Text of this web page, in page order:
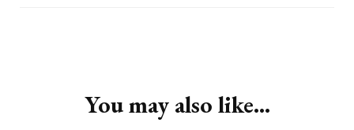
You may also like...